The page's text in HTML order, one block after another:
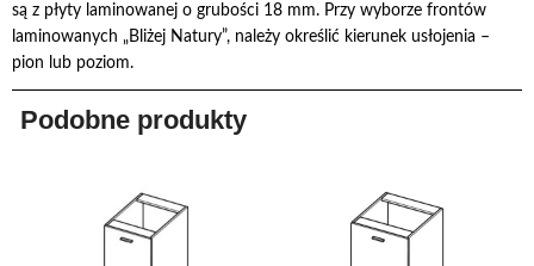
są z płyty laminowanej o grubości 18 mm. Przy wyborze frontów
laminowanych „Bliżej Natury”, należy określić kierunek usłojenia –
pion lub poziom.
Podobne produkty